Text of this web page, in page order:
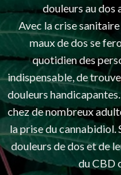
douleurs au dos
Avec la crise
maux de dos se
quotidien des
indispensable, de
douleurs
chez de nombreux
la prise du cannabidiol.
douleurs de dos et de
du CBD